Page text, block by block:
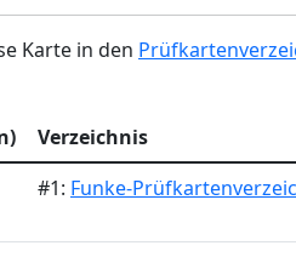
Karte in den
Verzeichnis
#1: Funke-